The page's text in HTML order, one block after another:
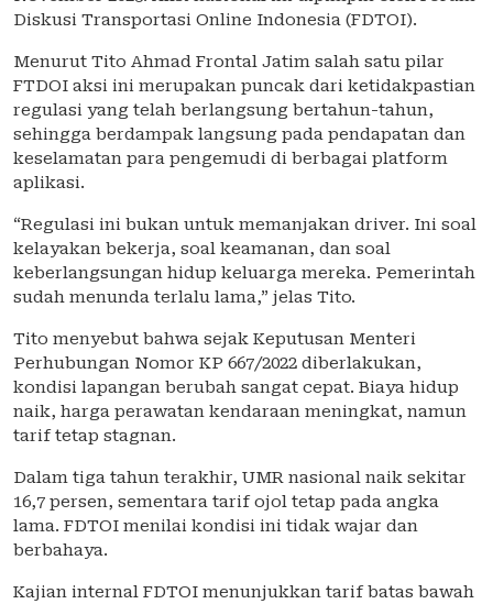
Diskusi Transportasi Online Indonesia (FDTOI).
Menurut Tito Ahmad Frontal Jatim salah satu pilar
FTDOI aksi ini merupakan puncak dari ketidakpastian
regulasi yang telah berlangsung bertahun-tahun,
sehingga berdampak langsung pada pendapatan dan
keselamatan para pengemudi di berbagai platform
aplikasi.
“Regulasi ini bukan untuk memanjakan driver. Ini soal
kelayakan bekerja, soal keamanan, dan soal
keberlangsungan hidup keluarga mereka. Pemerintah
sudah menunda terlalu lama,” jelas Tito.
Tito menyebut bahwa sejak Keputusan Menteri
Perhubungan Nomor KP 667/2022 diberlakukan,
kondisi lapangan berubah sangat cepat. Biaya hidup
naik, harga perawatan kendaraan meningkat, namun
tarif tetap stagnan.
Dalam tiga tahun terakhir, UMR nasional naik sekitar
16,7 persen, sementara tarif ojol tetap pada angka
lama. FDTOI menilai kondisi ini tidak wajar dan
berbahaya.
Kajian internal FDTOI menunjukkan tarif batas bawah